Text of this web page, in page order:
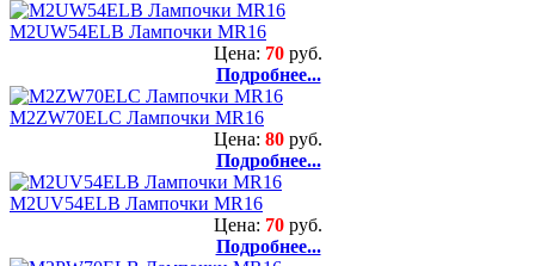
M2UW54ELB Лампочки MR16
Цена: 70 руб.
Подробнее...
M2ZW70ELC Лампочки MR16
Цена: 80 руб.
Подробнее...
M2UV54ELB Лампочки MR16
Цена: 70 руб.
Подробнее...